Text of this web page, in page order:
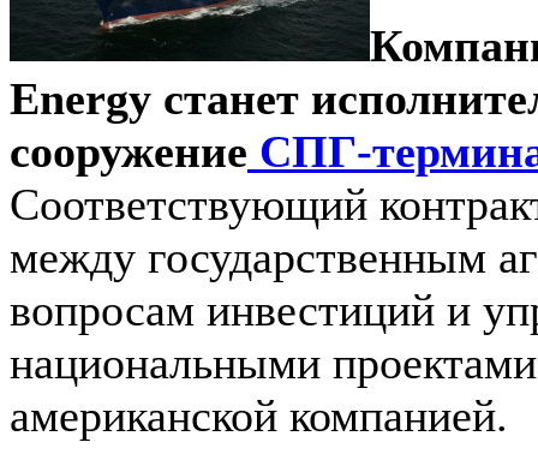
Energy станет
сооружение СПГ-
Соответствующий
между государственным
вопросам инвестиций и
национальными
американской компанией.